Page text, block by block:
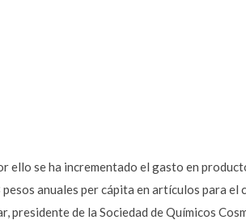
ello se ha incrementado el gasto en
anuales per cápita en artículos para el
de la Sociedad de Químicos